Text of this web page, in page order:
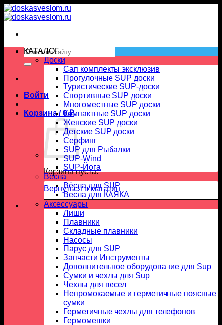
Skip
to
Искать:
Войти
Корзина /0₽
Корзина пуста.
Вернуться в магазин
КАТАЛОГ
Доски
Сап комплекты эксклюзив
Прогулочные SUP доски
Туристические SUP-доски
Спортивные SUP доски
Многоместные SUP доски
Компактные SUP доски
Женские SUP доски
Детские SUP доски
Серфинг
SUP для Рыбалки
SUP-Wind
SUP-Йога
Вёсла
Вёсла для SUP
Весла для КАЯКА
Аксессуары
Лиши
Плавники
Складные плавники
Насосы
Парус для SUP
Запчасти Инструменты
Дополнительное оборудование для Sup
Сумки и чехлы для Sup
Чехлы для весел
Непромокаемые и герметичные поясные
сумки
Герметичные чехлы для телефонов
Гермомешки